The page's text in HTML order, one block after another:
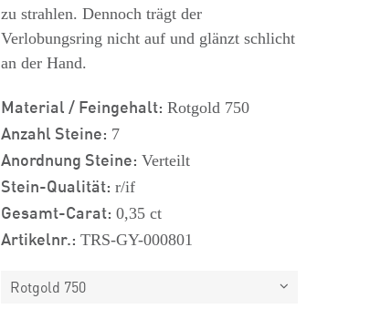
zu strahlen. Dennoch trägt der
Verlobungsring nicht auf und glänzt schlicht
an der Hand.
Material / Feingehalt: Rotgold 750
Anzahl Steine: 7
Anordnung Steine: Verteilt
Stein-Qualität: r/if
Gesamt-Carat: 0,35 ct
Artikelnr.: TRS-GY-000801
Rotgold 750